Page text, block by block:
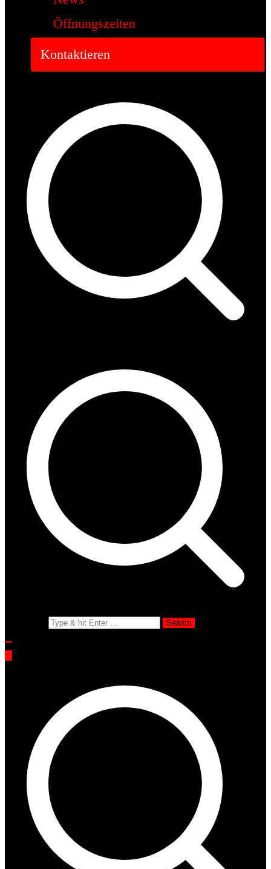
Öffnungszeiten
Kontaktieren